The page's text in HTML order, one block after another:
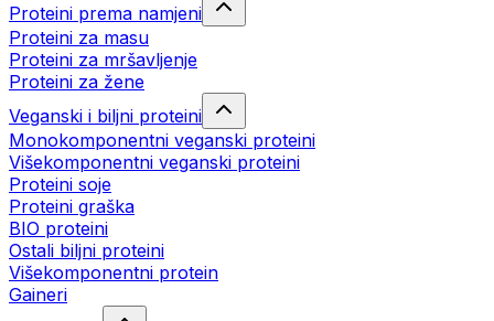
Proteini prema namjeni
Proteini za masu
Proteini za mršavljenje
Proteini za žene
Veganski i biljni proteini
Monokomponentni veganski proteini
Višekomponentni veganski proteini
Proteini soje
Proteini graška
BIO proteini
Ostali biljni proteini
Višekomponentni protein
Gaineri